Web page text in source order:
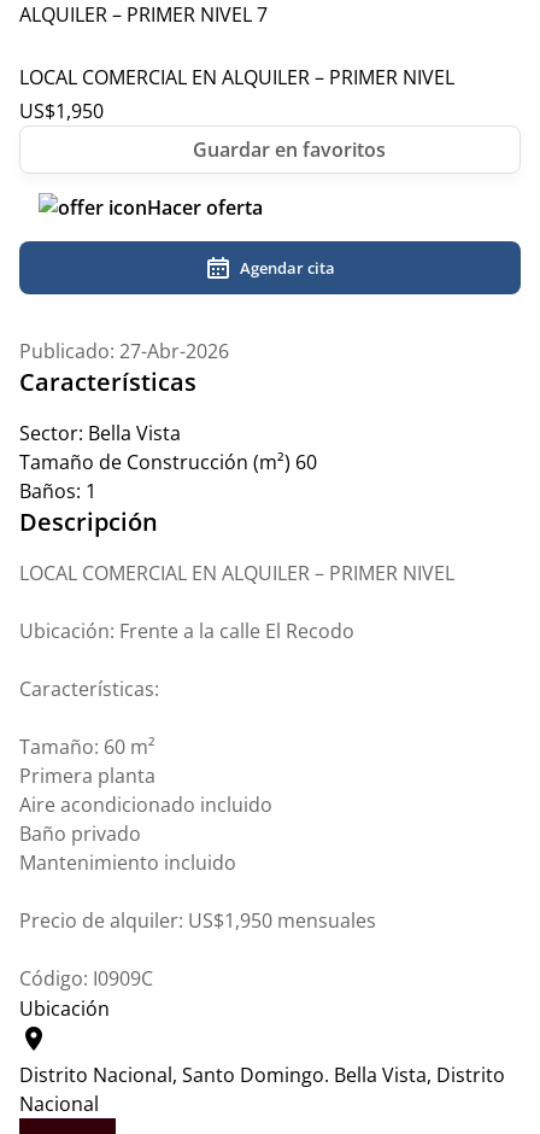
LOCAL COMERCIAL EN ALQUILER – PRIMER NIVEL
US$1,950
Hacer oferta
Agendar cita
Publicado: 27-Abr-2026
Características
Sector: Bella Vista
Tamaño de Construcción (m²) 60
Baños: 1
Descripción
LOCAL COMERCIAL EN ALQUILER – PRIMER NIVEL
Ubicación: Frente a la calle El Recodo
Características:
Tamaño: 60 m²
Primera planta
Aire acondicionado incluido
Baño privado
Mantenimiento incluido
Precio de alquiler: US$1,950 mensuales
Código: I0909C
Ubicación
location_on
Distrito Nacional, Santo Domingo. Bella Vista, Distrito
Nacional